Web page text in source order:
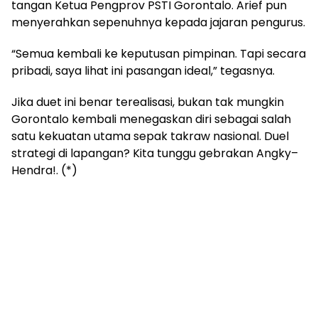
tangan Ketua Pengprov PSTI Gorontalo. Arief pun
menyerahkan sepenuhnya kepada jajaran pengurus.
“Semua kembali ke keputusan pimpinan. Tapi secara
pribadi, saya lihat ini pasangan ideal,” tegasnya.
Jika duet ini benar terealisasi, bukan tak mungkin
Gorontalo kembali menegaskan diri sebagai salah
satu kekuatan utama sepak takraw nasional. Duel
strategi di lapangan? Kita tunggu gebrakan Angky–
Hendra!. (*)